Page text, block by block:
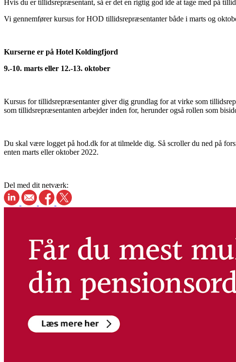
Hvis du er tillidsrepræsentant, så er det en rigtig god ide at tage med på
Vi gennemfører kursus for HOD tillidsrepræsentanter både i marts og
Kurserne er på Hotel Koldingfjord
9.-10. marts eller 12.-13. oktober
Kursus for tillidsrepræsentanter giver dig grundlag for at virke som
som tillidsrepræsentanten arbejder inden for, herunder også rollen som
Du skal være logget på hod.dk for at tilmelde dig. Så scroller du ned på
enten marts eller oktober 2022.
Del med dit netværk: